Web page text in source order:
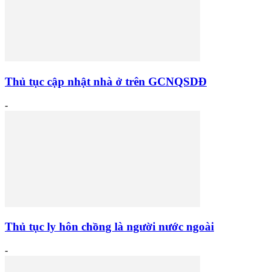
Thủ tục cập nhật nhà ở trên GCNQSDĐ
-
Thủ tục ly hôn chồng là người nước ngoài
-